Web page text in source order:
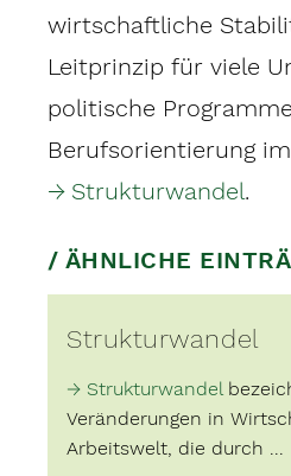
wirtschaftliche
Leitprinzip für viele
politische
Berufsorientierung im
Strukturwandel.
/ ÄHNLICHE
Strukturwandel
Strukturwandel
Veränderungen in
Arbeitswelt, die durch ...